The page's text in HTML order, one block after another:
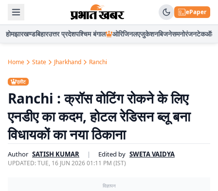
ePaper
होमझारखण्डबिहारउत्तर प्रदेशपश्चिम बंगाल ओरिजिनलएजुकेशनबिजनेसमनोरंजनटेकऑटो
Home State Jharkhand Ranchi
एलीट
Ranchi : क्रॉस वोटिंग रोकने के लिए
एनडीए का कदम, होटल रेडिसन ब्लू बना
विधायकों का नया ठिकाना
Author SATISH KUMAR | Edited by SWETA VAIDYA
UPDATED:TUE, 16 JUN 2026 01:11 PM (IST)
विज्ञापन